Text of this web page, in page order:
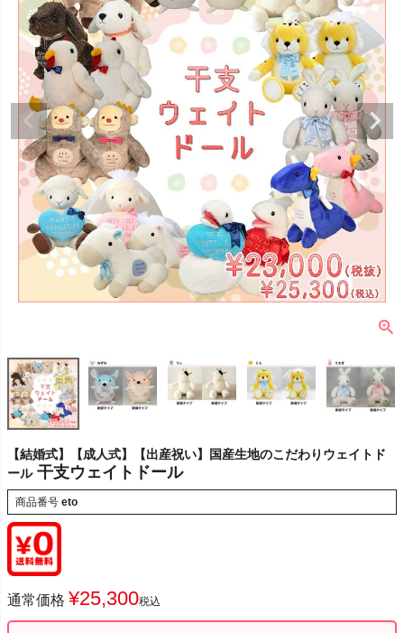
【結婚式】【成人式】【出産祝い】国産生地のこだわりウェイトド
ール 干支ウェイトドール
商品番号 eto
通常価格 ¥25,300税込